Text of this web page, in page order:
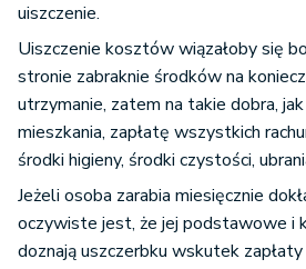
uiszczenie.
Uiszczenie kosztów wiązałoby się
stronie zabraknie środków na
utrzymanie, zatem na takie dobra,
mieszkania, zapłatę wszystkich
środki higieny, środki czystości,
Jeżeli osoba zarabia miesięcznie
oczywiste jest, że jej podstawowe i
doznają uszczerbku wskutek